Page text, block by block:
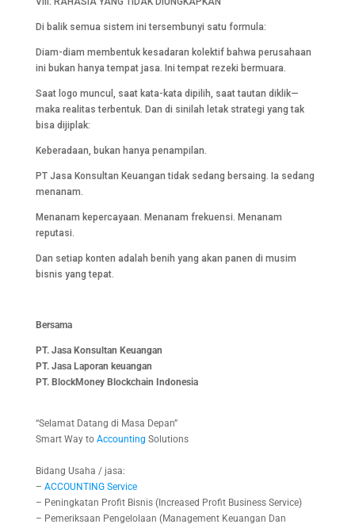
Di balik semua sistem ini tersembunyi satu formula:
Diam-diam membentuk kesadaran kolektif bahwa perusahaan
ini bukan hanya tempat jasa. Ini tempat rezeki bermuara.
Saat logo muncul, saat kata-kata dipilih, saat tautan diklik—
maka realitas terbentuk. Dan di sinilah letak strategi yang tak
bisa dijiplak:
Keberadaan, bukan hanya penampilan.
PT Jasa Konsultan Keuangan tidak sedang bersaing. Ia sedang
menanam.
Menanam kepercayaan. Menanam frekuensi. Menanam
reputasi.
Dan setiap konten adalah benih yang akan panen di musim
bisnis yang tepat.
Bersama
PT. Jasa Konsultan Keuangan
PT. Jasa Laporan keuangan
PT. BlockMoney Blockchain Indonesia
“Selamat Datang di Masa Depan”
Smart Way to Accounting Solutions
Bidang Usaha / jasa:
– ACCOUNTING Service
– Peningkatan Profit Bisnis (Increased Profit Business Service)
– Pemeriksaan Pengelolaan (Management Keuangan Dan